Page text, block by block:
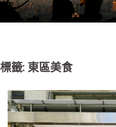
標籤: 東區美食